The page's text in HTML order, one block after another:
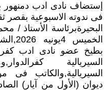
إستضاف نادى ادب
فى ندوته الاسبوعية بقصر
البحيرةبرئاسة الأستاذ
بطيخ عضو نادى ادب
السيريالية
السيريالية,والكاتب فى